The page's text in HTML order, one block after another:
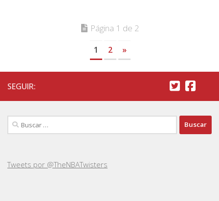
Página 1 de 2
1 2 »
SEGUIR:
Buscar:
Tweets por @TheNBATwisters